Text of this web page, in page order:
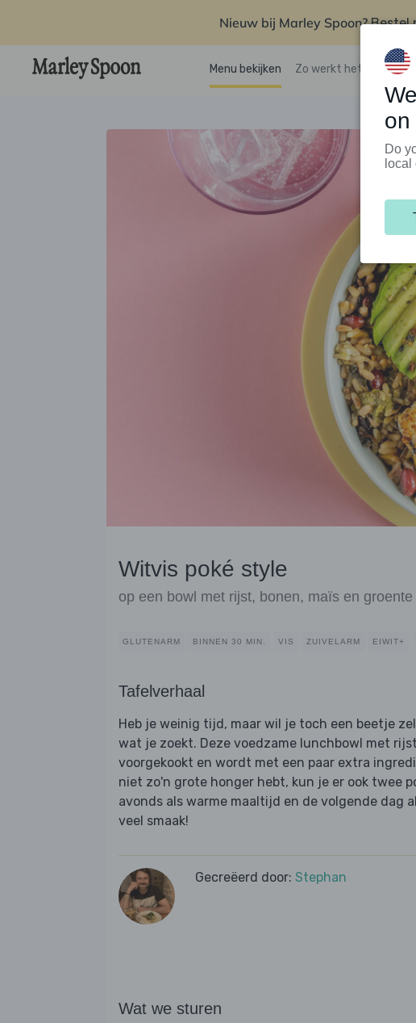
Nieuw bij Marley Spoon?Bestel
Menu bekijken Zo werkt het
Witvis poké style
op een bowl met rijst, bonen, maïs en groente
GLUTENARM BINNEN 30 MIN. VIS ZUIVELARM EIWIT+
Tafelverhaal
Heb je weinig tijd, maar wil je toch een beetje
wat je zoekt. Deze voedzame lunchbowl met
voorgekookt en wordt met een paar extra
niet zo'n grote honger hebt, kun je er ook twee
avonds als warme maaltijd en de volgende dag
veel smaak!
Gecreëerd door: Stephan
Wat we sturen
on
Do
local